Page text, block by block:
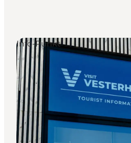
Info-Punkt